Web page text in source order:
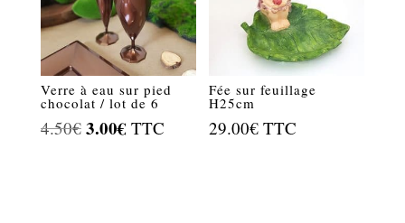
Verre à eau sur pied
chocolat / lot de 6
4.50€ Le
3.00€Le
TTC
Fée sur feuillage
H25cm
29.00€ TTC